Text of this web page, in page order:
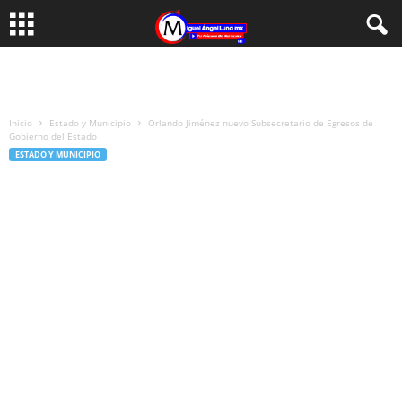
Inicio Estado y Municipio
Orlando Jiménez nuevo Subsecretario de Egresos de
Gobierno del Estado
ESTADO Y MUNICIPIO